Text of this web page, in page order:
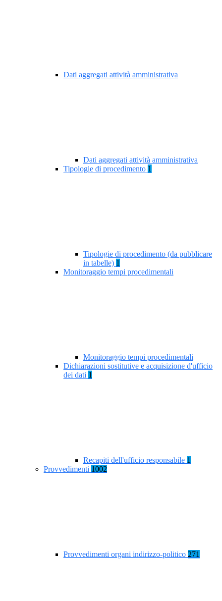
Dati aggregati attività amministrativa
Dati aggregati attività amministrativa
Tipologie di procedimento 1
Tipologie di procedimento (da pubblicare
in tabelle) 1
Monitoraggio tempi procedimentali
Monitoraggio tempi procedimentali
Dichiarazioni sostitutive e acquisizione d'ufficio
dei dati 1
Recapiti dell'ufficio responsabile 1
Provvedimenti 1002
Provvedimenti organi indirizzo-politico 271